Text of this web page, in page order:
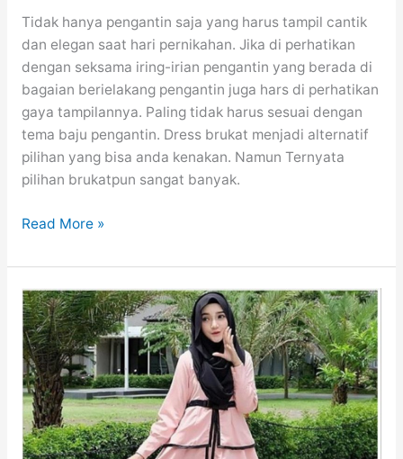
Tidak hanya pengantin saja yang harus tampil cantik
dan elegan saat hari pernikahan. Jika di perhatikan
dengan seksama iring-irian pengantin yang berada di
bagaian berielakang pengantin juga hars di perhatikan
gaya tampilannya. Paling tidak harus sesuai dengan
tema baju pengantin. Dress brukat menjadi alternatif
pilihan yang bisa anda kenakan. Namun Ternyata
pilihan brukatpun sangat banyak.
25
Dress
Brokat
Pas
Banget
Buat
Iring-
iring
Pengantin
Read More »